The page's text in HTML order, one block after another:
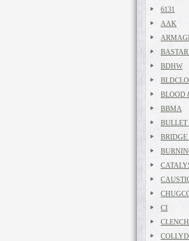
6131
AAK
BDHW
BLOOD
BBMA
BULLET
CI